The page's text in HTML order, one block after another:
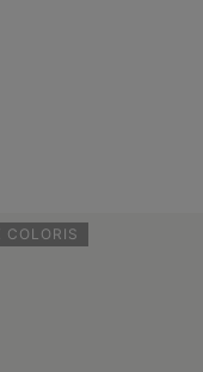
COLORIS